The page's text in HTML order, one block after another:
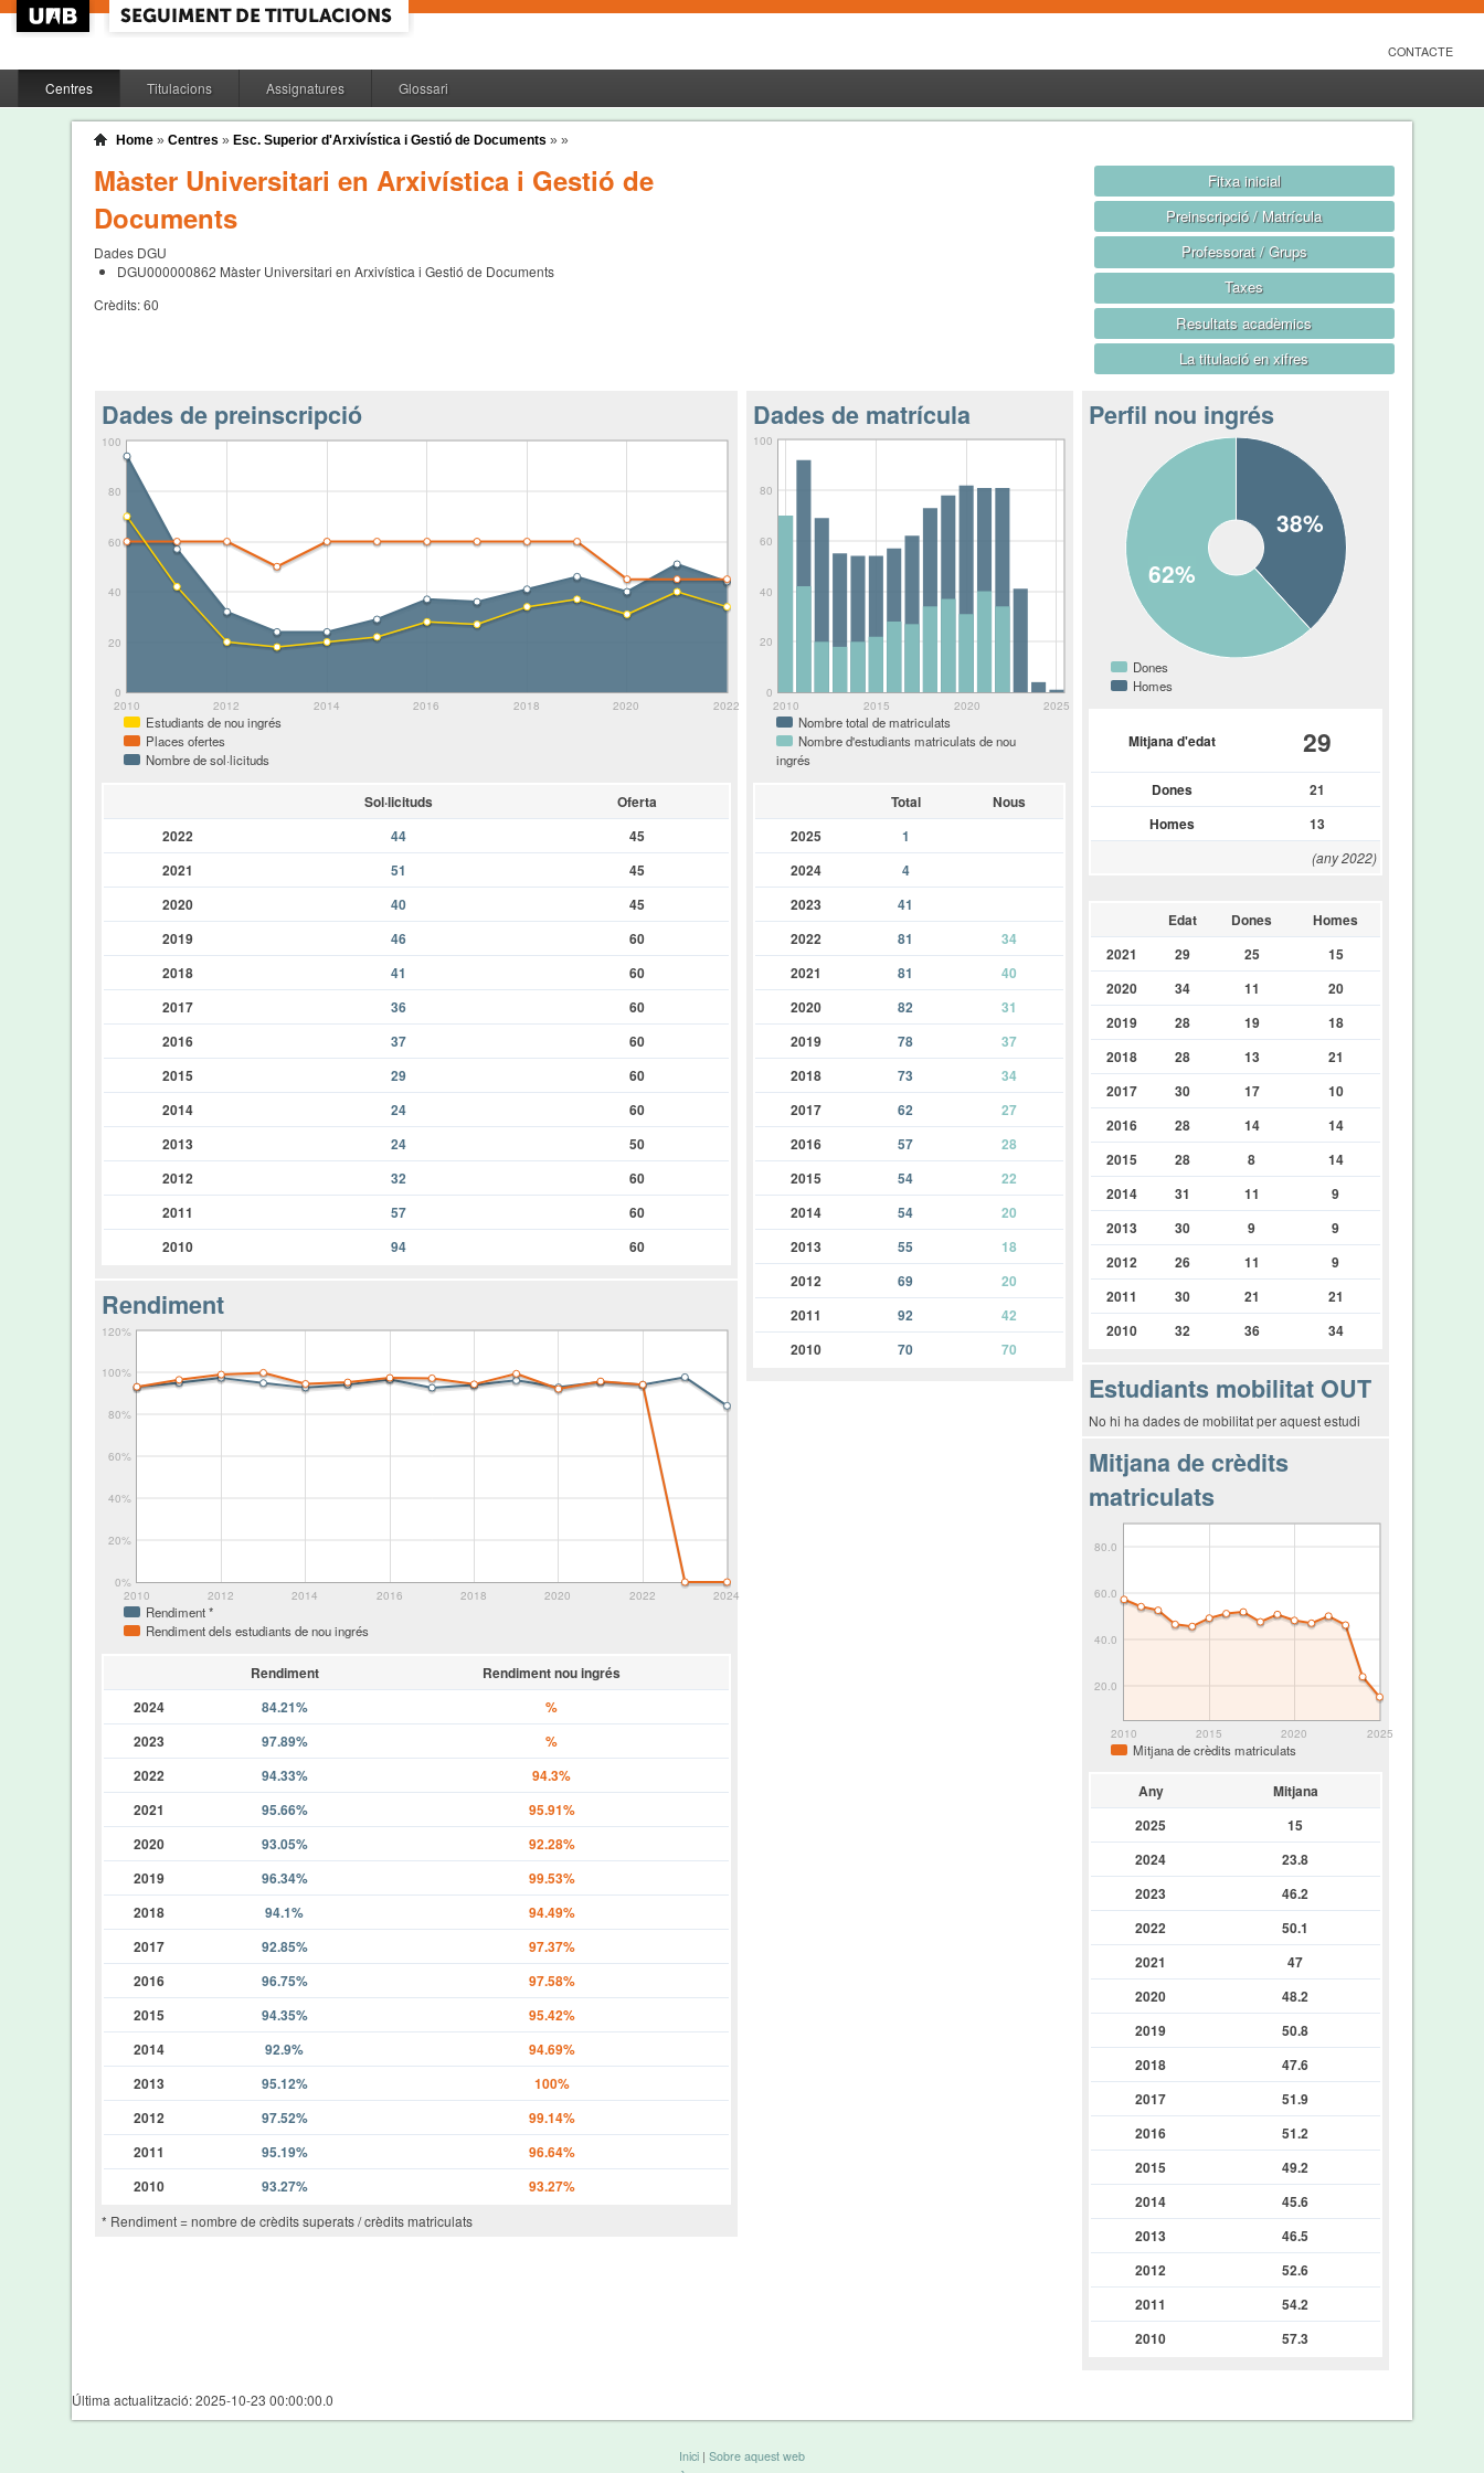
CONTACTE
Centres Titulacions Assignatures Glossari
Home» Centres » Esc. Superior d'Arxivística i Gestió de Documents » »
Màster Universitari en Arxivística i Gestió de
Documents
Dades DGU
DGU000000862 Màster Universitari en Arxivística i Gestió de Documents
Crèdits:60
Fitxa inicial
Preinscripció / Matrícula
Professorat / Grups
Taxes
Resultats acadèmics
La titulació en xifres
Perfil nou ingrés
38%
62%
Dones
Homes
Mitjana d'edat 29
Dones
21
Homes
13
(any 2022)
Edat Dones
Homes
2021
29 25
15
2020
34 11
20
2019
28 19
18
2018
28 13
21
2017
30 17
10
2016
28 14
14
2015
28 8
14
2014
31 11
9
2013
30 9
9
2012
26 11
9
2011
30 21
21
2010
32 36 34
Estudiants mobilitat OUT
No hi ha dades de mobilitat per aquest estudi
Mitjana de crèdits
matriculats
2010 2015 2020 2025
20.0
40.0
60.0
80.0
Mitjana de crèdits matriculats
Any
Mitjana
2025
15
2024
23.8
2023
46.2
2022
50.1
2021
47
2020
48.2
2019
50.8
2018
47.6
2017
51.9
2016
51.2
2015
49.2
2014
45.6
2013
46.5
2012
52.6
2011
54.2
2010
57.3
Dades de matrícula
2010 2015 2020 2025
0
20
40
60
80
100
Nombre total de matriculats
Nombre d'estudiants matriculats de nou
ingrés
Total
Nous
2025
1
2024
4
2023
41
2022
81
34
2021
81
40
2020
82
31
2019
78
37
2018
73
34
2017
62
27
2016
57
28
2015
54
22
2014
54
20
2013
55
18
2012
69
20
2011
92
42
2010
70 70
Dades de preinscripció
2010 2012 2014 2016 2018 2020 2022
0
20
40
60
80
100
Estudiants de nou ingrés
Places ofertes
Nombre de sol·licituds
Sol·licituds
Oferta
2022
44
45
2021
51
45
2020
40
45
2019
46
60
2018
41
60
2017
36
60
2016
37
60
2015
29
60
2014
24
60
2013
24
50
2012
32
60
2011
57
60
2010
94 60
Rendiment
2010 2012 2014 2016 2018 2020 2022 2024
0%
20%
40%
60%
80%
100%
120%
Rendiment *
Rendiment dels estudiants de nou ingrés
Rendiment
Rendiment nou ingrés
2024
84.21%
%
2023
97.89%
%
2022
94.33%
94.3%
2021
95.66%
95.91%
2020
93.05%
92.28%
2019
96.34%
99.53%
2018
94.1%
94.49%
2017
92.85%
97.37%
2016
96.75%
97.58%
2015
94.35%
95.42%
2014
92.9%
94.69%
2013
95.12%
100%
2012
97.52%
99.14%
2011
95.19%
96.64%
2010
93.27% 93.27%
* Rendiment = nombre de crèdits superats / crèdits matriculats
Última actualització: 2025-10-23 00:00:00.0
Inici | Sobre aquest web